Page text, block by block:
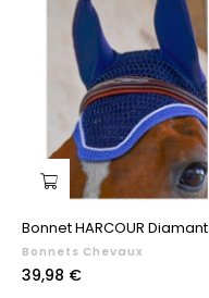
Bonnet HARCOUR Diamant
Bonnets Chevaux
Prix
39,98 €